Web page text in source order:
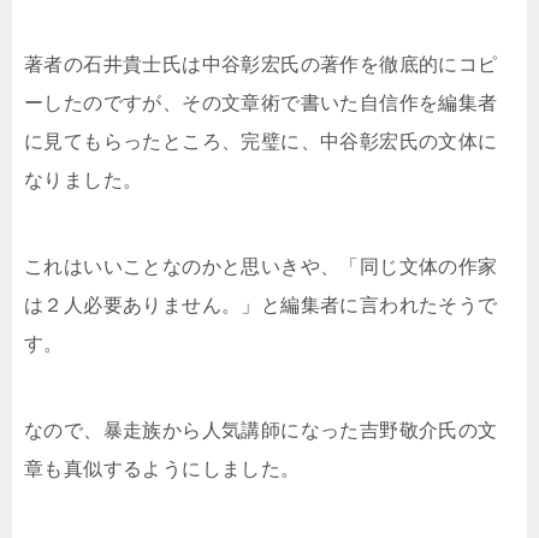
著者の石井貴士氏は中谷彰宏氏の著作を徹底的にコピ
ーしたのですが、その文章術で書いた自信作を編集者
に見てもらったところ、完璧に、中谷彰宏氏の文体に
なりました。
これはいいことなのかと思いきや、「同じ文体の作家
は２人必要ありません。」と編集者に言われたそうで
す。
なので、暴走族から人気講師になった吉野敬介氏の文
章も真似するようにしました。